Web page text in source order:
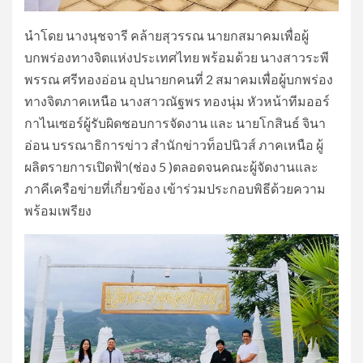
นำโดย นางนุชจารี คล้ายสุวรรณ นายกสมาคมเพื่อผู้
บกพร่องทางจิตแห่งประเทศไทย พร้อมด้วย นางสาวระพี
พรรณ ศรีทองอ่อน อุปนายกคนที่ 2 สมาคมเพื่อผู้บกพร่อง
ทางจิตภาคเหนือ นางสาวณัฐพร ทองนุ่ม หัวหน้าทีมออร์
กาไนเซอร์ผู้รับผิดชอบการจัดงาน และ นายโกสินธ์ จินา
อ่อน บรรณาธิการข่าว สำนักข่าวท็อปนิวส์ ภาคเหนือ ผู้
ผลิตรายการเปิดฟ้า(ช่อง 5 )ตลอดจนคณะผู้จัดงานและ
ภาคีเครือข่ายที่เกี่ยวข้อง เข้าร่วมประกอบพิธีด้วยความ
พร้อมเพรียง